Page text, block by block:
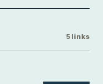
5 links